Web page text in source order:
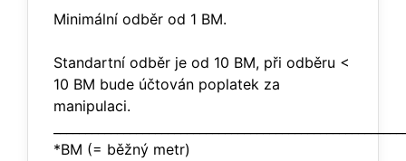
Minimální odběr od 1 BM.
Standartní odběr je od 10 BM, při odběru <
10 BM bude účtován poplatek za
manipulaci.
*BM (= běžný metr)